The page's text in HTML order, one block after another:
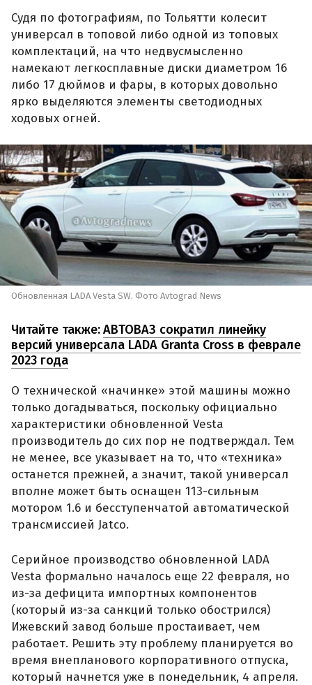
Судя по фотографиям, по Тольятти колесит
универсал в топовой либо одной из топовых
комплектаций, на что недвусмысленно
намекают легкосплавные диски диаметром 16
либо 17 дюймов и фары, в которых довольно
ярко выделяются элементы светодиодных
ходовых огней.
Обновленная LADA Vesta SW. Фото Avtograd News
Читайте также:АВТОВАЗ сократил линейку
версий универсала LADA Granta Cross в феврале
2023 года
О технической «начинке» этой машины можно
только догадываться, поскольку официально
характеристики обновленной Vesta
производитель до сих пор не подтверждал. Тем
не менее, все указывает на то, что «техника»
останется прежней, а значит, такой универсал
вполне может быть оснащен 113-сильным
мотором 1.6 и бесступенчатой автоматической
трансмиссией Jatco.
Серийное производство обновленной LADA
Vesta формально началось еще 22 февраля, но
из-за дефицита импортных компонентов
(который из-за санкций только обострился)
Ижевский завод больше простаивает, чем
работает. Решить эту проблему планируется во
время внепланового корпоративного отпуска,
который начнется уже в понедельник, 4 апреля.